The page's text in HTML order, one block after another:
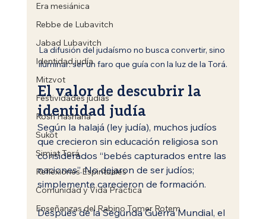
Era mesiánica
Rebbe de Lubavitch
Jabad Lubavitch
Identidad judía
Mitzvot
Festividades judías
Rosh Hashaná
Sukot
Simjat Torá
Reflexiones Espirituales
Comunidad y Vida Práctica
Enseñanzas del Rabino Tomer Rotem
La difusión del judaísmo no busca convertir, sino
iluminar: ser un faro que guía con la luz de la Torá.
El valor de descubrir la
identidad judía
Según la halajá (ley judía), muchos judíos
que crecieron sin educación religiosa son
considerados “bebés capturados entre las
naciones”. No dejaron de ser judíos;
simplemente carecieron de formación.
Después de la Segunda Guerra Mundial, el